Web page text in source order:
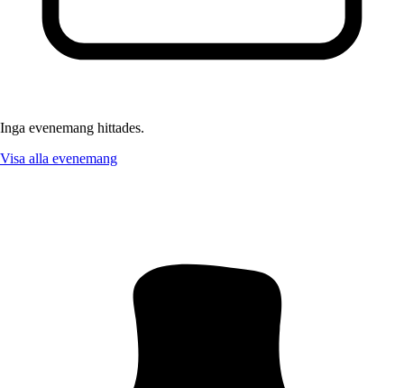
Inga evenemang hittades.
Visa alla evenemang